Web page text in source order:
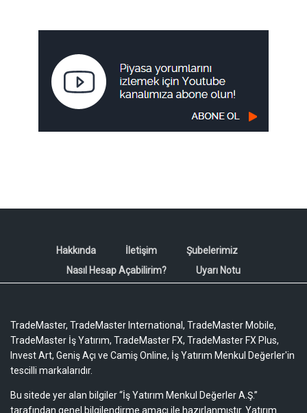
Hakkında İletişim
Şubelerimiz
Nasıl Hesap Açabilirim?
Uyarı Notu
TradeMaster, TradeMaster International, TradeMaster Mobile,
TradeMaster İş Yatırım, TradeMaster FX, TradeMaster FX Plus,
Invest Art, Geniş Açı ve Camiş Online, İş Yatırım Menkul Değerler'in
tescilli markalarıdır.
Bu sitede yer alan bilgiler “İş Yatırım Menkul Değerler A.Ş.”
tarafından genel bilgilendirme amacı ile hazırlanmıştır. Yatırım